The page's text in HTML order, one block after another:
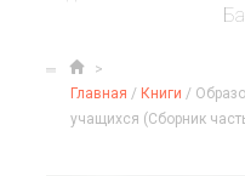
Главная / Книги /
учащихся (Сборник